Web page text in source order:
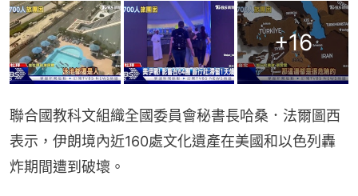
+16
聯合國教科文組織全國委員會秘書長哈桑．法爾圖西
表示，伊朗境內近160處文化遺產在美國和以色列轟
炸期間遭到破壞。